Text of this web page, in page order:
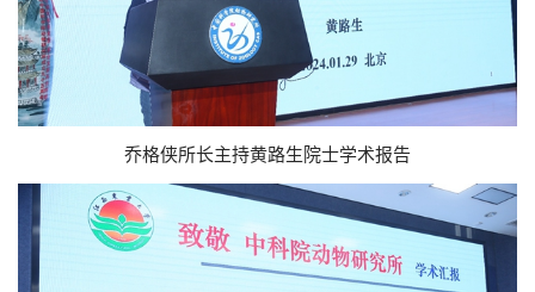
乔格侠所长主持黄路生院士学术报告